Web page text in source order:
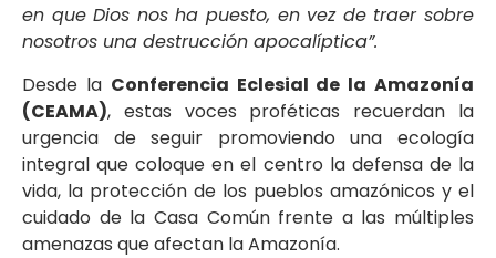
en que Dios nos ha puesto, en vez de traer sobre
nosotros una destrucción apocalíptica”.
Desde la Conferencia Eclesial de la Amazonía
(CEAMA), estas voces proféticas recuerdan la
urgencia de seguir promoviendo una ecología
integral que coloque en el centro la defensa de la
vida, la protección de los pueblos amazónicos y el
cuidado de la Casa Común frente a las múltiples
amenazas que afectan la Amazonía.